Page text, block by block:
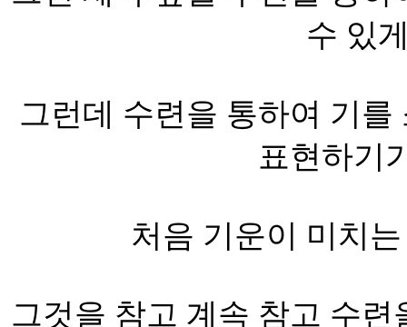
수 있
그런데 수련을 통하여 기
표현하기
처음 기운이 미치
그것을 참고 계속 참고 수